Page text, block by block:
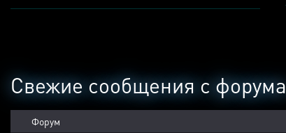
Свежие сообщения с форума
Форум